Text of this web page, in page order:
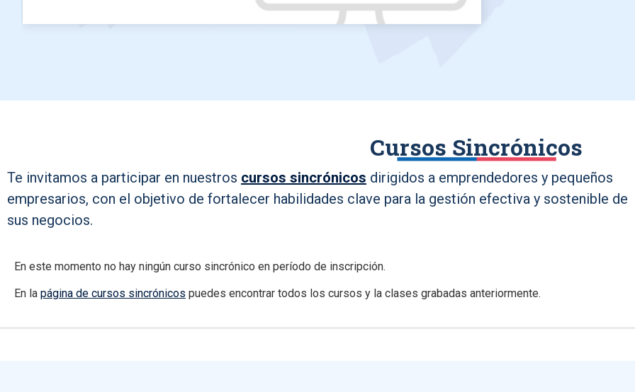
Cursos Sincrónicos
Te invitamos a participar en nuestros cursos sincrónicos dirigidos a emprendedores y pequeños
empresarios, con el objetivo de fortalecer habilidades clave para la gestión efectiva y sostenible de
sus negocios.
En este momento no hay ningún curso sincrónico en período de inscripción.
En la página de cursos sincrónicos puedes encontrar todos los cursos y la clases grabadas anteriormente.